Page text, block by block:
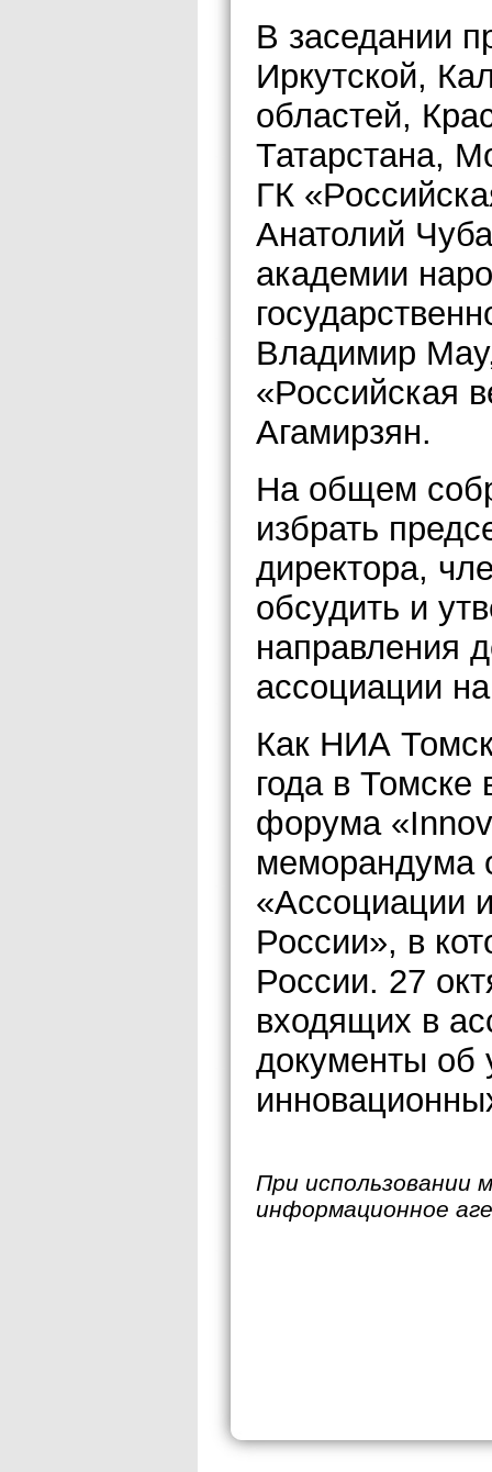
В заседании
Иркутской,
областей,
Татарстана,
ГК
Анатолий
академии
Владимир
«Российская
Агамирзян.
На общем
избрать
директора,
обсудить и
направления
ассоциации
Как НИА
года в Томске
форума
меморандума
«Ассоциации
России», в
России. 27
входящих в
документы об
При использовании
информационное